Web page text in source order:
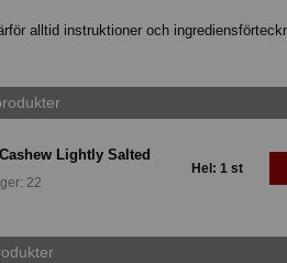
alltid instruktioner och
Lightly Salted
22
Hel: 1 st